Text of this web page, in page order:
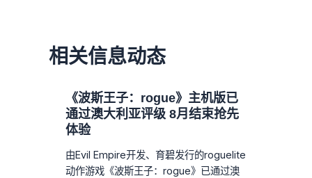
相关信息动态
《波斯王子：rogue》主机版已
通过澳大利亚评级 8月结束抢先
体验
由Evil Empire开发、育碧发行的roguelite
动作游戏《波斯王子：rogue》已通过澳